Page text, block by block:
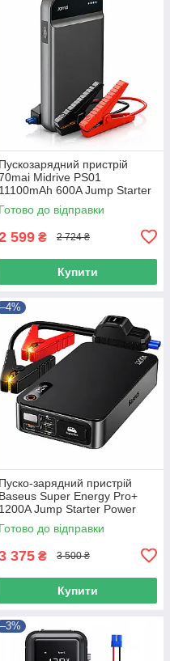
Пускозарядний пристрій
Midrive PS01
11100mAh 600A Jump Starter
Готово до відправки
599 ₴ 2 724 ₴
Купити
–4%
Пуско-зарядний пристрій
Baseus Super Energy Pro+
1200A Jump Starter Power
Bank
Готово до відправки
375 ₴ 3 500 ₴
Купити
–3%